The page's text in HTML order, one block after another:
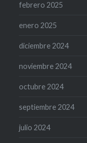
febrero 2025
enero 2025
diciembre 2024
noviembre 2024
octubre 2024
septiembre 2024
julio 2024